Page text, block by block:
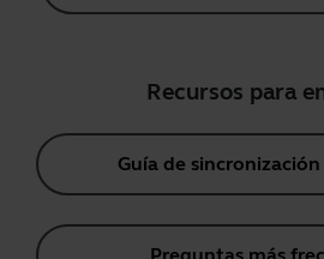
Recursos para
Guía de